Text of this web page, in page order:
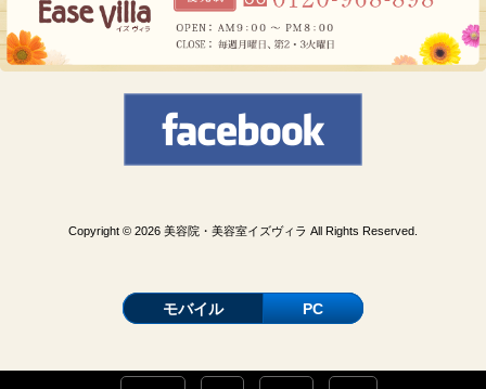
Copyright © 2026 美容院・美容室イズヴィラ All Rights Reserved.
モバイル PC